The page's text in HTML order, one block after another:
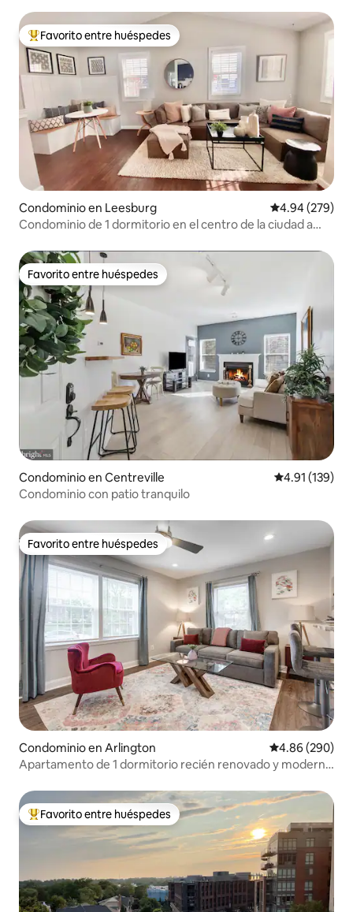
De los mejores en Favorito entre huéspedes
Favorito entre huéspedes
Condominio en Leesburg Calificación
4.94 (279)
Condominio de 1 dormitorio en el centro de la ciudad a
Favorito entre huéspedes
Favorito entre huéspedes
Condominio en Centreville Calificación
4.91 (139)
Condominio con patio tranquilo
Favorito entre huéspedes
Favorito entre huéspedes
Condominio en Arlington Calificación
4.86 (290)
Apartamento de 1 dormitorio recién renovado y moderno
De los mejores en Favorito entre huéspedes
Favorito entre huéspedes